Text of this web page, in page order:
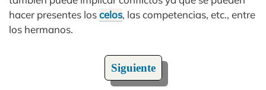
hacer presentes loscelos, las competencias, etc., entre
los hermanos.
Siguiente